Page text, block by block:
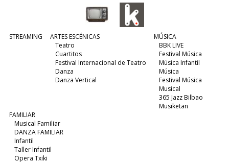
STREAMING
ARTES ESCÉNICAS
Teatro
Cuartitos
Festival Internacional de Teatro
Danza
Danza Vertical
MÚSICA
BBK LIVE
Festival Música
Música Infantil
Música
Festival Música
Musical
365 Jazz Bilbao
Musiketan
FAMILIAR
Musical Familiar
DANZA FAMILIAR
Infantil
Taller Infantil
Opera Txiki